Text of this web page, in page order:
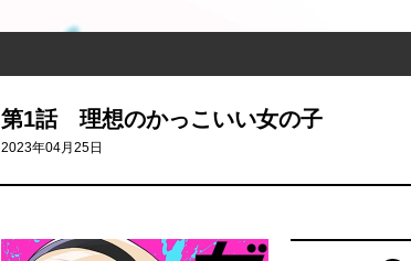
第1話 理想のかっこいい女の子
2023年04月25日